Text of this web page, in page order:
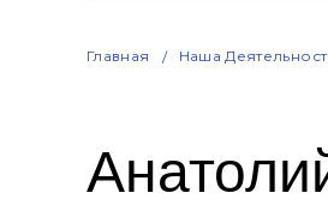
Главная Наша